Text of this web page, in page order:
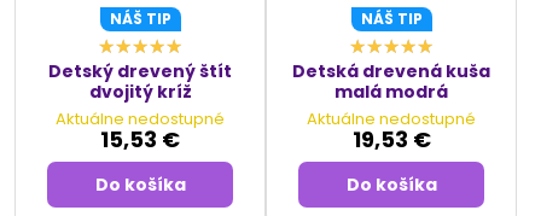
NÁŠ TIP
Detský drevený štít
dvojitý kríž
Aktuálne nedostupné
15,53 €
Do košíka
NÁŠ TIP
Detská drevená kuša
malá modrá
Aktuálne nedostupné
19,53 €
Do košíka